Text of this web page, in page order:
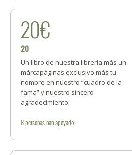
20€
20
Un libro de nuestra librería más un
márcapáginas exclusivo más tu
nombre en nuestro “cuadro de la
fama” y nuestro sincero
agradecimiento.
8personashan apoyado